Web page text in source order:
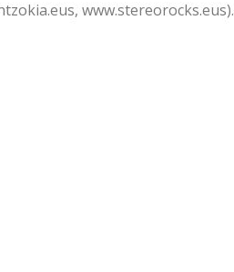
www.stereorocks.eus).